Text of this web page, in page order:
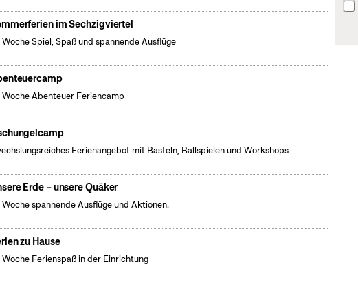
im Sechzigviertel
Woche Spiel, Spaß und spannende Ausflüge
Woche Abenteuer Feriencamp
Ferienangebot mit Basteln, Ballspielen und Workshops
Erde – unsere Quäker
Woche spannende Ausflüge und Aktionen.
zu Hause
Woche Ferienspaß in der Einrichtung